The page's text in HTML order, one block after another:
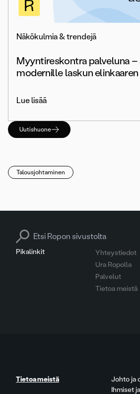
Näkökulmia & trendejä
Myyntireskontra palveluna –
modernille laskun
Lue lisää
Uutishuone
Talousjohtaminen
Pikalinkit
Yhteystiedot
Ura Ropolla
Palvelut
Tietoa meistä
Search for:
Tietoa meistä
Johto ja
Ihmiset